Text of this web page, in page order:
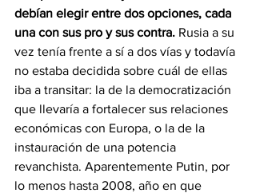
debían elegir entre dos opciones, cada
una con sus pro y sus contra. Rusia a su
vez tenía frente a sí a dos vías y todavía
no estaba decidida sobre cuál de ellas
iba a transitar: la de la democratización
que llevaría a fortalecer sus relaciones
económicas con Europa, o la de la
instauración de una potencia
revanchista. Aparentemente Putin, por
lo menos hasta 2008, año en que